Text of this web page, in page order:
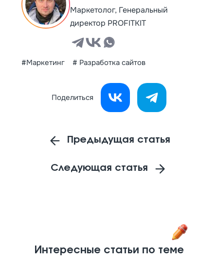
Маркетолог, Генеральный
директор PROFITKIT
#Маркетинг # Разработка сайтов
Поделиться
Предыдущая статья
Следующая статья
Интересные статьи по теме